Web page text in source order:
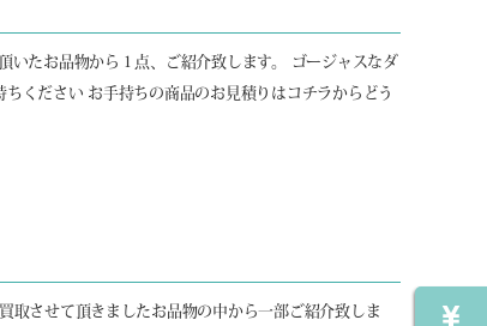
いたお品物から１点、ご紹介致します。 ゴージャスなダ
ください お手持ちの商品のお見積りはコチラからどう
取させて頂きましたお品物の中から一部ご紹介致しま